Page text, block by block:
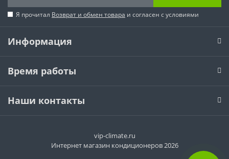
Я прочитал Возврат и обмен товара и согласен с условиями
Информация
Время работы
Наши контакты
vip-climate.ru
Интернет магазин кондиционеров 2026